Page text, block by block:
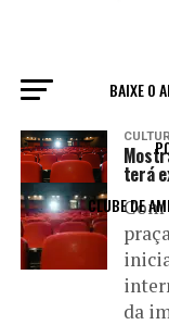
BAIXE O
CLUBE DE
All
terá
Com
da